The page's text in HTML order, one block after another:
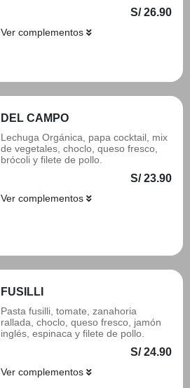
S/ 26.90
Ver complementos
DEL CAMPO
Lechuga Orgánica, papa cocktail, mix
de vegetales, choclo, queso fresco,
brócoli y filete de pollo.
S/ 23.90
Ver complementos
FUSILLI
Pasta fusilli, tomate, zanahoria
rallada, choclo, queso fresco, jamón
inglés, espinaca y filete de pollo.
S/ 24.90
Ver complementos